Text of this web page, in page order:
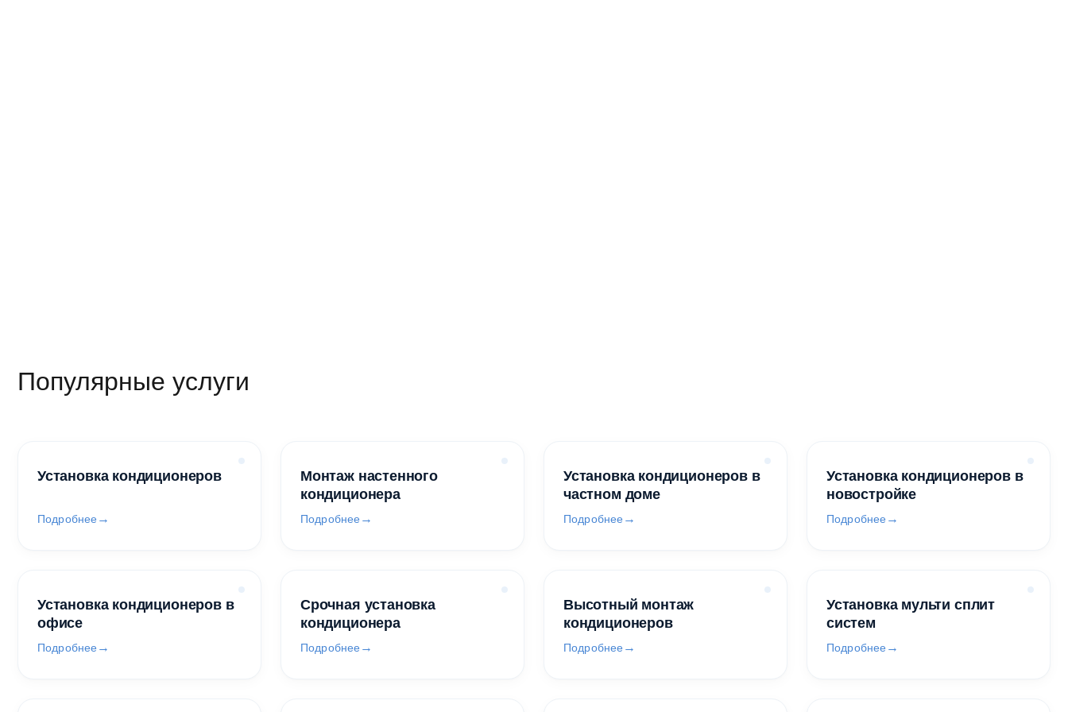
Популярные услуги
Установка кондиционеров
Подробнее
Монтаж настенного
кондиционера
Подробнее
Установка кондиционеров в
частном доме
Подробнее
Установка кондиционеров в
новостройке
Подробнее
Установка кондиционеров в
офисе
Подробнее
Срочная установка
кондиционера
Подробнее
Высотный монтаж
кондиционеров
Подробнее
Установка мульти сплит
систем
Подробнее